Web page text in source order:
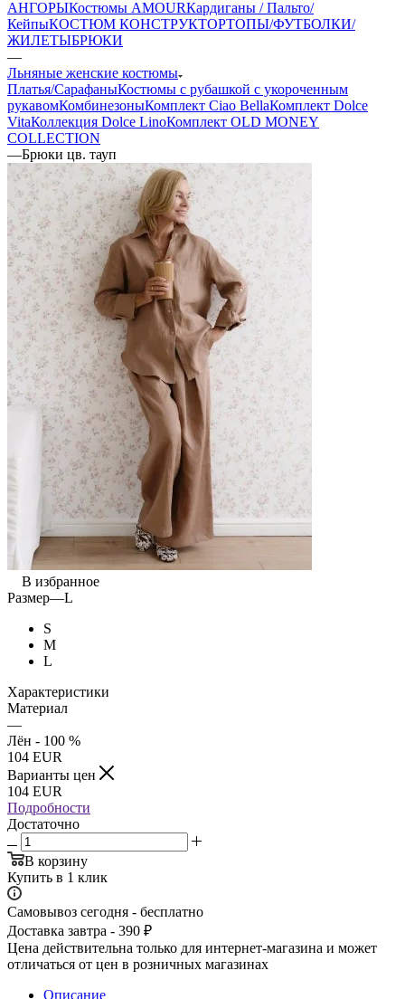
АНГОРЫКостюмы AMOURКардиганы / Пальто/
КейпыКОСТЮМ КОНСТРУКТОРТОПЫ/ФУТБОЛКИ/
ЖИЛЕТЫБРЮКИ
—
Льняные женские костюмы
Платья/СарафаныКостюмы с рубашкой с укороченным
рукавомКомбинезоныКомплект Ciao BellaКомплект Dolce
VitaКоллекция Dolce LinoКомплект OLD MONEY
COLLECTION
—Брюки цв. тауп
В избранное
Размер—L
S
M
L
Характеристики
Материал
—
Лён - 100 %
104 EUR
Варианты цен
104 EUR
Подробности
Достаточно
В корзину
Купить в 1 клик
Самовывоз сегодня - бесплатно
Доставка завтра - 390 ₽
Цена действительна только для интернет-магазина и может
отличаться от цен в розничных магазинах
Описание